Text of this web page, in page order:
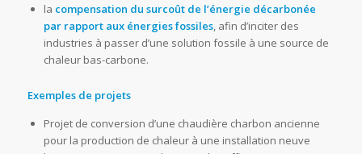
la compensation du surcoût de l’énergie décarbonée
par rapport aux énergies fossiles, afin d’inciter des
industries à passer d’une solution fossile à une source de
chaleur bas-carbone.
Exemples de projets
Projet de conversion d’une chaudière charbon ancienne
pour la production de chaleur à une installation neuve